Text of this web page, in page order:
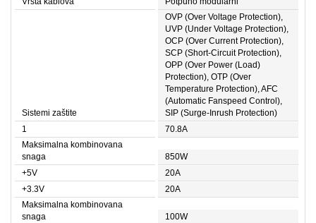
Sistemi zaštite
OVP (Over Voltage Protection),
UVP (Under Voltage Protection),
OCP (Over Current Protection),
SCP (Short-Circuit Protection),
OPP (Over Power (Load)
Protection), OTP (Over
Temperature Protection), AFC
(Automatic Fanspeed Control),
SIP (Surge-Inrush Protection)
1
70.8A
Maksimalna kombinovana
snaga
850W
+5V
20A
+3.3V
20A
Maksimalna kombinovana
snaga
100W